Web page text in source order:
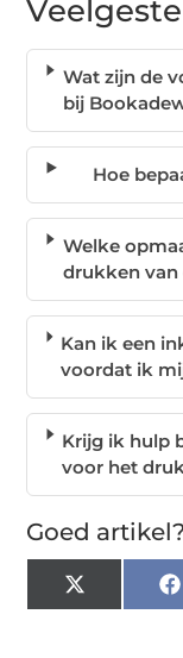
Wat zijn de
bij
Hoe
Welke
drukken van
Kan ik een
voordat ik
Krijg ik hulp
voor het
Goed
X
(Twitter)